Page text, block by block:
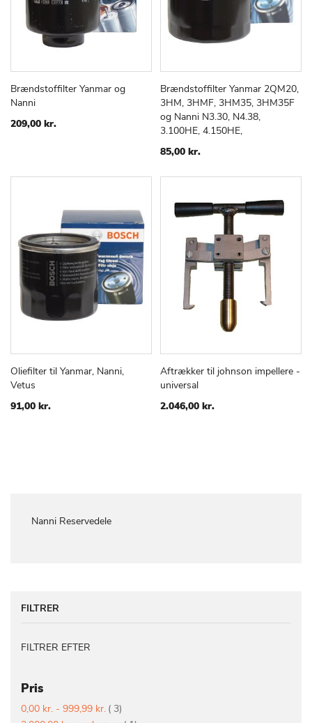
Nanni Reservedele
Læg i kurv
TILFØJSAMMENLIGN
Brændstoffilter Yanmar og
Nanni
209,00 kr.
Læg i kurv
TILFØJ
TIL
ØNSKE
Brændstoffilter Yanmar 2QM20,
3HM, 3HMF, 3HM35, 3HM35F
og Nanni N3.30, N4.38,
3.100HE, 4.150HE,
85,00 kr.
Læg i kurv
TILFØJSAMMENLIGN
Oliefilter til Yanmar, Nanni,
Vetus
91,00 kr.
Læg i kurv
TILFØJ
Aftrækker til johnson impellere -
universal
2.046,00 kr.
FILTRER
FILTRER EFTER
Pris
0,00 kr. - 999,99 kr. 3vare